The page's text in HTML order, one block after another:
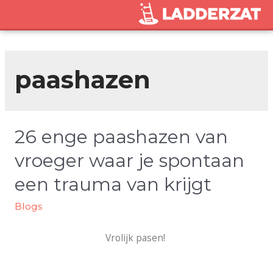
paashazen
26 enge paashazen van
vroeger waar je spontaan
een trauma van krijgt
Blogs
Vrolijk pasen!